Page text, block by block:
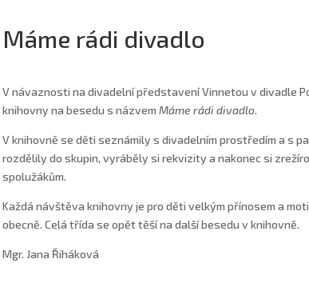
Máme rádi divadlo
V návaznosti na divadelní představení Vinnetou v divadle
knihovny na besedu s názvem Máme rádi divadlo.
V knihovně se děti seznámily s divadelním prostředím a s
rozdělily do skupin, vyráběly si rekvizity a nakonec si
spolužákům.
Každá návštěva knihovny je pro děti velkým přínosem a
obecně. Celá třída se opět těší na další besedu v knihovně.
Mgr. Jana Řiháková